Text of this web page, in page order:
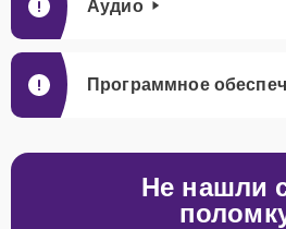
Аудио
Программное
Не нашли